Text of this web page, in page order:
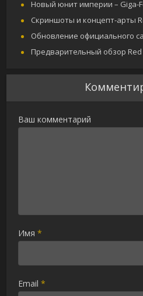
Новый юнит империи – Giga-
Скриншоты и концепт-арты
Обновление официального
Предварительный обзор Red
Ваш комментарий
Имя*
Email*